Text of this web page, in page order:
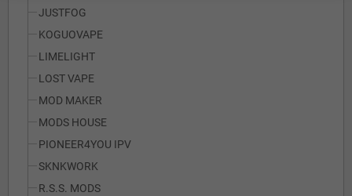
JUSTFOG
KOGUOVAPE
LIMELIGHT
LOST VAPE
MOD MAKER
MODS HOUSE
PIONEER4YOU IPV
SKNKWORK
R.S.S. MODS